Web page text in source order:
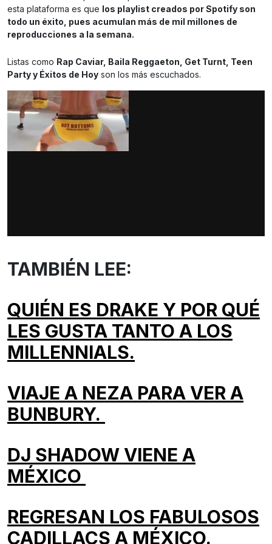
esta plataforma es que los playlist creados por Spotify son
todo un éxito, pues acumulan más de mil millones de
reproducciones a la semana.
Listas como Rap Caviar, Baila Reggaeton, Get Turnt, Teen
Party y Éxitos de Hoy son los más escuchados.
TAMBIÉN LEE:
QUIÉN ES DRAKE Y POR QUÉ
LES GUSTA TANTO A LOS
MILLENNIALS.
VIAJE A NEZA PARA VER A
BUNBURY.
DJ SHADOW VIENE A
MÉXICO
REGRESAN LOS FABULOSOS
CADILLACS A MÉXICO.